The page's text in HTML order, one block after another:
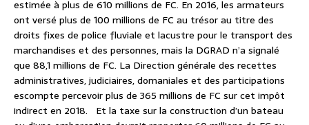
estimée à plus de 610 millions de FC. En 2016, les armateurs
ont versé plus de 100 millions de FC au trésor au titre des
droits fixes de police fluviale et lacustre pour le transport des
marchandises et des personnes, mais la DGRAD n’a signalé
que 88,1 millions de FC. La Direction générale des recettes
administratives, judiciaires, domaniales et des participations
escompte percevoir plus de 365 millions de FC sur cet impôt
indirect en 2018.
Et la taxe sur la construction d’un bateau